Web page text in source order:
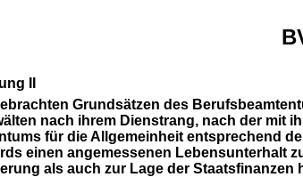
II
Grundsätzen des
nach ihrem Dienstrang, nach der mit
für die Allgemeinheit entsprechend
einen angemessenen Lebensunterhalt
als auch zur Lage der Staatsfinanzen